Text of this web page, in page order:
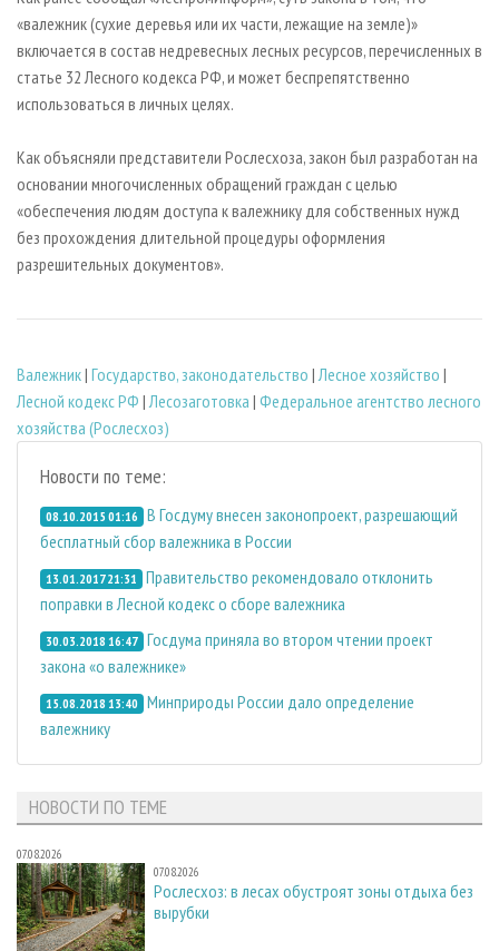
«валежник (сухие деревья или их части, лежащие на земле)»
включается в состав недревесных лесных ресурсов, перечисленных в
статье 32 Лесного кодекса РФ, и может беспрепятственно
использоваться в личных целях.
Как объясняли представители Рослесхоза, закон был разработан на
основании многочисленных обращений граждан с целью
«обеспечения людям доступа к валежнику для собственных нужд
без прохождения длительной процедуры оформления
разрешительных документов».
Валежник| Государство, законодательство | Лесное хозяйство |
Лесной кодекс РФ | Лесозаготовка | Федеральное агентство лесного
хозяйства (Рослесхоз)
Новости по теме:
08.10.2015 01:16 В Госдуму внесен законопроект, разрешающий
бесплатный сбор валежника в России
13.01.2017 21:31 Правительство рекомендовало отклонить
поправки в Лесной кодекс о сборе валежника
30.03.2018 16:47 Госдума приняла во втором чтении проект
закона «о валежнике»
15.08.2018 13:40 Минприроды России дало определение
валежнику
НОВОСТИ ПО ТЕМЕ
07.08.2026
07.08.2026
Рослесхоз: в лесах обустроят зоны отдыха без
вырубки